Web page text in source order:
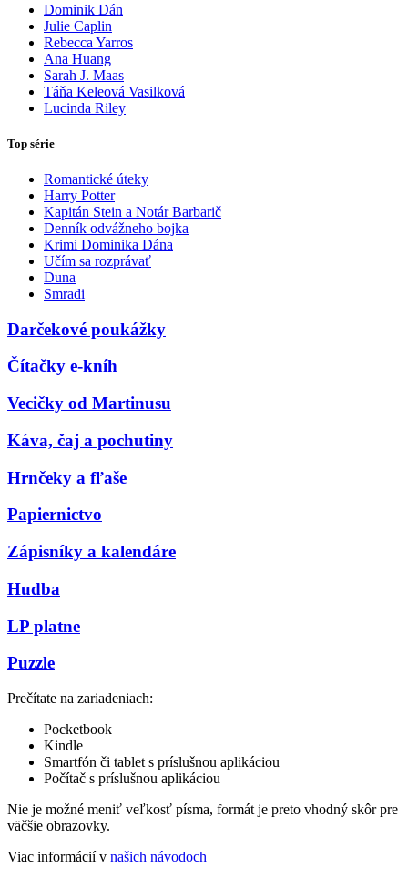
Dominik Dán
Julie Caplin
Rebecca Yarros
Ana Huang
Sarah J. Maas
Táňa Keleová Vasilková
Lucinda Riley
Top série
Romantické úteky
Harry Potter
Kapitán Stein a Notár Barbarič
Denník odvážneho bojka
Krimi Dominika Dána
Učím sa rozprávať
Duna
Smradi
Darčekové poukážky
Čítačky e-kníh
Vecičky od Martinusu
Káva, čaj a pochutiny
Hrnčeky a fľaše
Papiernictvo
Zápisníky a kalendáre
Hudba
LP platne
Puzzle
Prečítate na zariadeniach:
Pocketbook
Kindle
Smartfón či tablet s príslušnou aplikáciou
Počítač s príslušnou aplikáciou
Nie je možné meniť veľkosť písma, formát je preto vhodný skôr pre
väčšie obrazovky.
Viac informácií v našich návodoch